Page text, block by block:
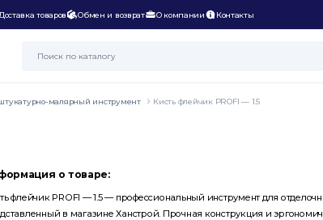
Доставка товаров Обмен и возврат О компании Контакты
малярный инструмент Кисть флейчик PROFI — 1.5
о товаре:
флейчик PROFI — 1.5 — профессиональный инструмент для
в магазине Ханстрой. Прочная конструкция и